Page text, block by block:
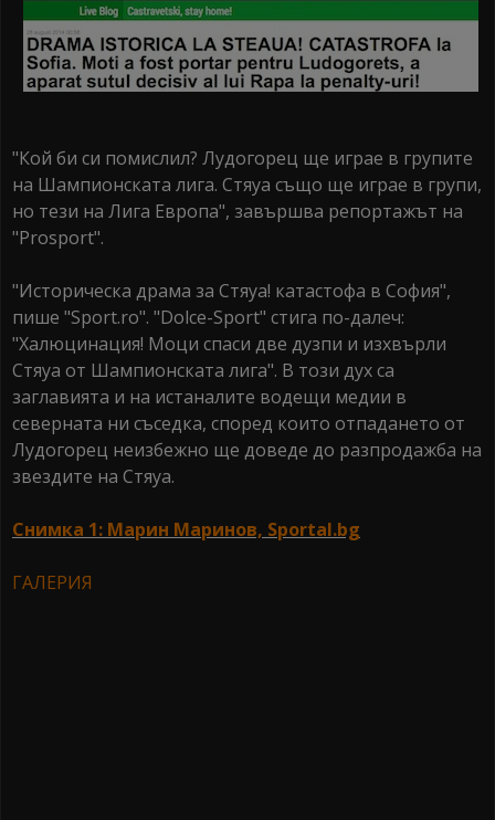
"Кой би си помислил? Лудогорец ще играе в групите
на Шампионската лига. Стяуа също ще играе в групи,
но тези на Лига Европа", завършва репортажът на
"Prosport".
"Историческа драма за Стяуа! катастофа в София",
пише "Sport.ro". "Dolce-Sport" стига по-далеч:
"Халюцинация! Моци спаси две дузпи и изхвърли
Стяуа от Шампионската лига". В този дух са
заглавията и на истаналите водещи медии в
северната ни съседка, според които отпадането от
Лудогорец неизбежно ще доведе до разпродажба на
звездите на Стяуа.
Снимка 1: Марин Маринов, Sportal.bg
ГАЛЕРИЯ